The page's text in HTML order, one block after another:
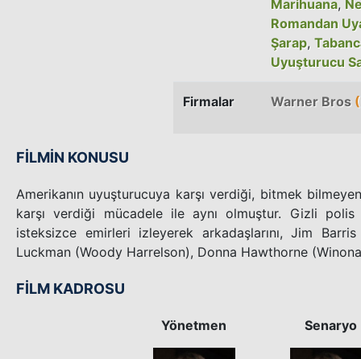
Marihuana,
Romandan
Şarap,
Uyuşturucu
Firmalar Warner Bros
FİLMİN KONUSU
Amerikanın uyuşturucuya karşı verdiği, bitmek
karşı verdiği mücadele ile aynı olmuştur. Gizli
isteksizce emirleri izleyerek arkadaşlarını, Jim
Luckman (Woody Harrelson), Donna Hawthorne
FİLM KADROSU
Yönetmen Senaryo